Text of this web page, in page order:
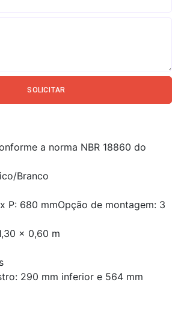
SOLICITAR
a norma NBR 18860 do
Branco
P: 680 mmOpção de montagem: 3
x 0,60 m
290 mm inferior e 564 mm